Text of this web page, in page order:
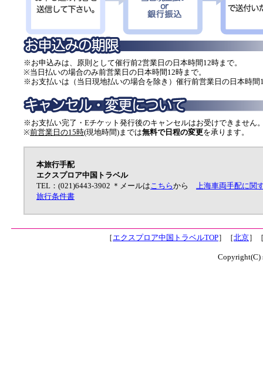
※お申込みは、原則として催行前2営業日の日本時間12時まで。
※当日払いの場合のみ前営業日の日本時間12時まで。
※お支払いは（当日現地払いの場合を除き）催行前営業日の日本時間
※お支払い完了・Eチケット発行後のキャンセルはお受けできません
※前営業日の15時(現地時間)までは無料で日程の変更を承ります。
本旅行手配
エクスプロア中国トラベル
TEL：(021)6443-3902 ＊メールは こちらから
上海車両手配に関
旅行条件書
［ エクスプロア中国トラベルTOP］［北京］
Copyright(C)